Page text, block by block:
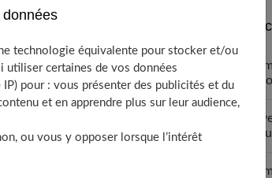
Derniers
technologie équivalente pour stocker et/ou
utiliser certaines de vos données
pour : vous présenter des publicités et du
et en apprendre plus sur leur audience,
ou vous y opposer lorsque l’intérêt